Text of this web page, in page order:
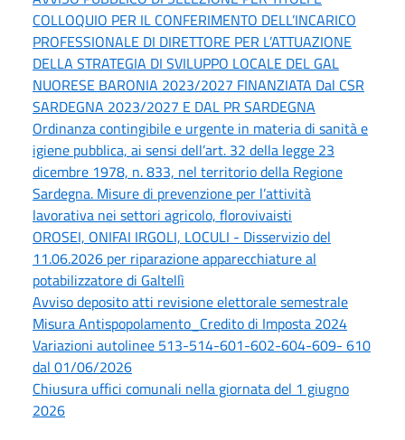
COLLOQUIO PER IL CONFERIMENTO DELL’INCARICO
PROFESSIONALE DI DIRETTORE PER L’ATTUAZIONE
DELLA STRATEGIA DI SVILUPPO LOCALE DEL GAL
NUORESE BARONIA 2023/2027 FINANZIATA Dal CSR
SARDEGNA 2023/2027 E DAL PR SARDEGNA
Ordinanza contingibile e urgente in materia di sanità e
igiene pubblica, ai sensi dell’art. 32 della legge 23
dicembre 1978, n. 833, nel territorio della Regione
Sardegna. Misure di prevenzione per l’attività
lavorativa nei settori agricolo, florovivaisti
OROSEI, ONIFAI IRGOLI, LOCULI - Disservizio del
11.06.2026 per riparazione apparecchiature al
potabilizzatore di Galtellì
Avviso deposito atti revisione elettorale semestrale
Misura Antispopolamento_Credito di Imposta 2024
Variazioni autolinee 513-514-601-602-604-609- 610
dal 01/06/2026
Chiusura uffici comunali nella giornata del 1 giugno
2026